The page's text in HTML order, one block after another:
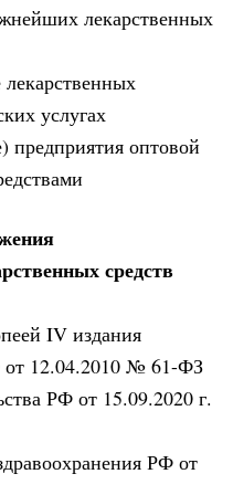
лекарственных
услугах
предприятия оптовой
средств
IV издания
12.04.2010 № 61-ФЗ
РФ от 15.09.2020 г.
РФ от